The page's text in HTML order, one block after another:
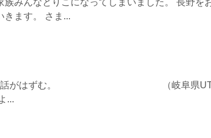
みんなとりこになってしまいました。 長野を
きます。 さま...
すすめ。 話がはずむ。 （岐阜県
...